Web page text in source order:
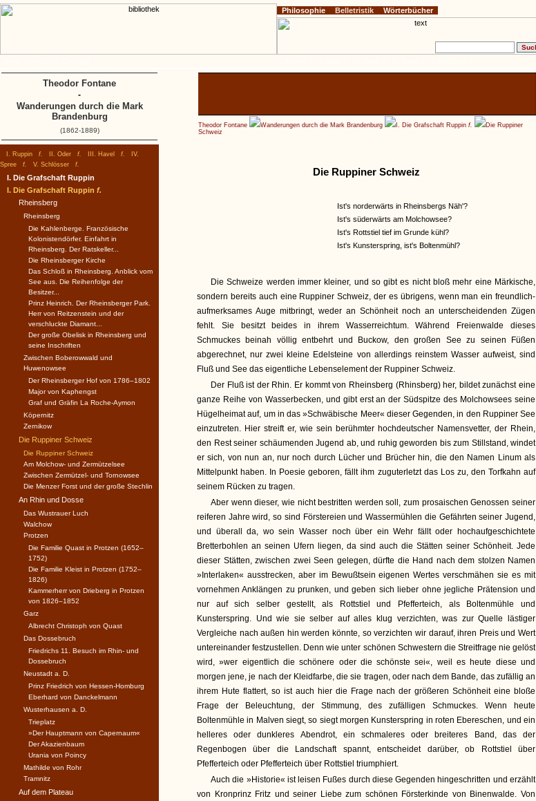
Theodor Fontane Wanderungen durch die Mark Brandenburg I. Die Grafschaft Ruppin f.
Die Ruppiner
Schweiz
Die Ruppiner Schweiz
Ist's norderwärts in Rheinsbergs Näh'?
Ist's süderwärts am Molchowsee?
Ist's Rottstiel tief im Grunde kühl?
Ist's Kunsterspring, ist's Boltenmühl?
Die Schweize werden immer kleiner, und so gibt es nicht bloß mehr eine Märkische,
sondern bereits auch eine Ruppiner Schweiz, der es übrigens, wenn man ein freundlich-
aufmerksames Auge mitbringt, weder an Schönheit noch an unterscheidenden Zügen
fehlt. Sie besitzt beides in ihrem Wasserreichtum. Während Freienwalde dieses
Schmuckes beinah völlig entbehrt und Buckow, den großen See zu seinen Füßen
abgerechnet, nur zwei kleine Edelsteine von allerdings reinstem Wasser aufweist, sind
Fluß und See das eigentliche Lebenselement der Ruppiner Schweiz.
Der Fluß ist der Rhin. Er kommt von Rheinsberg (Rhinsberg) her, bildet zunächst eine
ganze Reihe von Wasserbecken, und gibt erst an der Südspitze des Molchowsees seine
Hügelheimat auf, um in das »Schwäbische Meer« dieser Gegenden, in den Ruppiner See
einzutreten. Hier streift er, wie sein berühmter hochdeutscher Namensvetter, der Rhein,
den Rest seiner schäumenden Jugend ab, und ruhig geworden bis zum Stillstand, windet
er sich, von nun an, nur noch durch Lücher und Brücher hin, die den Namen Linum als
Mittelpunkt haben. In Poesie geboren, fällt ihm zuguterletzt das Los zu, den Torfkahn auf
seinem Rücken zu tragen.
Aber wenn dieser, wie nicht bestritten werden soll, zum prosaischen Genossen seiner
reiferen Jahre wird, so sind Förstereien und Wassermühlen die Gefährten seiner Jugend,
und überall da, wo sein Wasser noch über ein Wehr fällt oder hochaufgeschichtete
Bretterbohlen an seinen Ufern liegen, da sind auch die Stätten seiner Schönheit. Jede
dieser Stätten, zwischen zwei Seen gelegen, dürfte die Hand nach dem stolzen Namen
»Interlaken« ausstrecken, aber im Bewußtsein eigenen Wertes verschmähen sie es mit
vornehmen Anklängen zu prunken, und geben sich lieber ohne jegliche Prätension und
nur auf sich selber gestellt, als Rottstiel und Pfefferteich, als Boltenmühle und
Kunsterspring. Und wie sie selber auf alles klug verzichten, was zur Quelle lästiger
Vergleiche nach außen hin werden könnte, so verzichten wir darauf, ihren Preis und Wert
untereinander festzustellen. Denn wie unter schönen Schwestern die Streitfrage nie gelöst
wird, »wer eigentlich die schönere oder die schönste sei«, weil es heute diese und
morgen jene, je nach der Kleidfarbe, die sie tragen, oder nach dem Bande, das zufällig an
ihrem Hute flattert, so ist auch hier die Frage nach der größeren Schönheit eine bloße
Frage der Beleuchtung, der Stimmung, des zufälligen Schmuckes. Wenn heute
Boltenmühle in Malven siegt, so siegt morgen Kunsterspring in roten Ebereschen, und ein
helleres oder dunkleres Abendrot, ein schmaleres oder breiteres Band, das der
Regenbogen über die Landschaft spannt, entscheidet darüber, ob Rottstiel über
Pfefferteich oder Pfefferteich über Rottstiel triumphiert.
Auch die »Historie« ist leisen Fußes durch diese Gegenden hingeschritten und erzählt
von Kronprinz Fritz und seiner Liebe zum schönen Försterkinde von Binenwalde. Von
I. Ruppin f. II. Oder f. III. Havel f.
IV.
Spree
f. V. Schlösser f.
I. Die Grafschaft Ruppin
I. Die Grafschaft Ruppin f.
Rheinsberg
Rheinsberg
Die Kahlenberge. Französische
Kolonistendörfer. Einfahrt in
Rheinsberg. Der Ratskeller...
Die Rheinsberger Kirche
Das Schloß in Rheinsberg. Anblick vom
See aus. Die Reihenfolge der
Besitzer...
Prinz Heinrich. Der Rheinsberger Park.
Herr von Reitzenstein und der
verschluckte Diamant...
Der große Obelisk in Rheinsberg und
seine Inschriften
Zwischen Boberowwald und
Huwenowsee
Der Rheinsberger Hof von 1786–1802
Major von Kaphengst
Graf und Gräfin La Roche-Aymon
Köpernitz
Zernikow
Die Ruppiner Schweiz
Die Ruppiner Schweiz
Am Molchow- und Zermützelsee
Zwischen Zermützel- und Tornowsee
Die Menzer Forst und der große Stechlin
An Rhin und Dosse
Das Wustrauer Luch
Walchow
Protzen
Die Familie Quast in Protzen (1652–
1752)
Die Familie Kleist in Protzen (1752–
1826)
Kammerherr von Drieberg in Protzen
von 1826–1852
Garz
Albrecht Christoph von Quast
Das Dossebruch
Friedrichs 11. Besuch im Rhin- und
Dossebruch
Neustadt a. D.
Prinz Friedrich von Hessen-Homburg
Eberhard von Danckelmann
Wusterhausen a. D.
Trieplatz
»Der Hauptmann von Capernaum«
Der Akazienbaum
Urania von Poincy
Mathilde von Rohr
Tramnitz
Auf dem Plateau
Philosophie Belletristik Wörterbücher
Theodor Fontane
-
Wanderungen durch die Mark
Brandenburg
(1862-1889)